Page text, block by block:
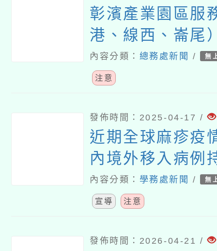
彰濱產業園區服
港、線西、崙尾
水深危險，不宜
動
內容分類： 總務處新聞 / 無
注意
發佈時間：2025-04-17 /
近期全球麻疹疫
內境外移入病例
感染國家以越南
內容分類： 學務處新聞 / 無
宣導 注意
發佈時間：2026-04-21 /